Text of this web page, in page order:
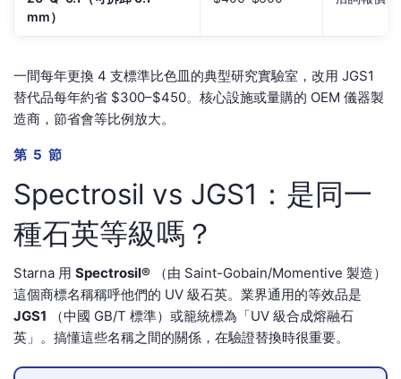
mm）
一間每年更換 4 支標準比色皿的典型研究實驗室，改用 JGS1
替代品每年約省 $300–$450。核心設施或量購的 OEM 儀器製
造商，節省會等比例放大。
第 5 節
Spectrosil vs JGS1：是同一
種石英等級嗎？
Starna 用 Spectrosil® （由 Saint-Gobain/Momentive 製造）
這個商標名稱稱呼他們的 UV 級石英。業界通用的等效品是
JGS1 （中國 GB/T 標準）或籠統標為「UV 級合成熔融石
英」。搞懂這些名稱之間的關係，在驗證替換時很重要。